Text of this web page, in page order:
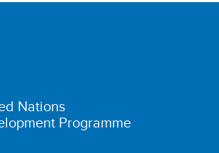
Nations
Programme